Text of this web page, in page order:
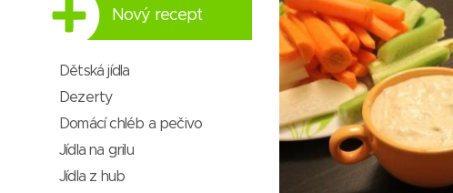
Nový recept
Dětská jídla
Dezerty
Domácí chléb a pečivo
Jídla na grilu
Jídla z hub